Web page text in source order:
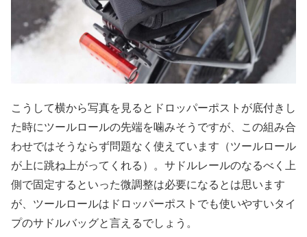
こうして横から写真を見るとドロッパーポストが底付きし
た時にツールロールの先端を噛みそうですが、この組み合
わせではそうならず問題なく使えています（ツールロール
が上に跳ね上がってくれる）。サドルレールのなるべく上
側で固定するといった微調整は必要になるとは思います
が、ツールロールはドロッパーポストでも使いやすいタイ
プのサドルバッグと言えるでしょう。